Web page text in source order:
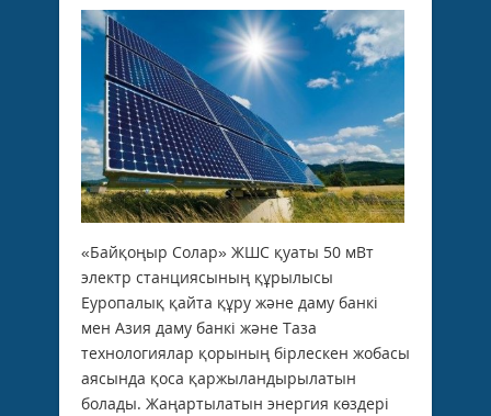
«Байқоңыр Солар» ЖШС қуаты 50 мВт
электр станциясының құрылысы
Еуропалық қайта құру және даму банкі
мен Азия даму банкі және Таза
технологиялар қорының бірлескен жобасы
аясында қоса қаржыландырылатын
болады. Жаңартылатын энергия көздері